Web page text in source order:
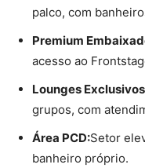
palco, com
Premium
acesso ao
Lounges
grupos, com
Área PCD:Setor
banheiro próprio.